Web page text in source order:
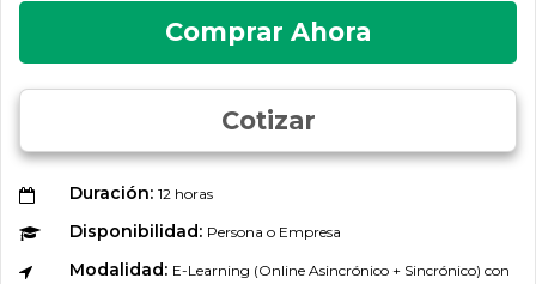
Comprar Ahora
Cotizar
Duración: 12 horas
Disponibilidad: Persona o Empresa
Modalidad: E-Learning (Online Asincrónico + Sincrónico) con